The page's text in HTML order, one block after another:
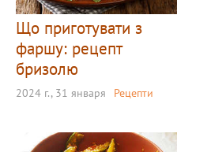
Що приготувати з
фаршу: рецепт
бризолю
2024 г., 31 января Рецепти